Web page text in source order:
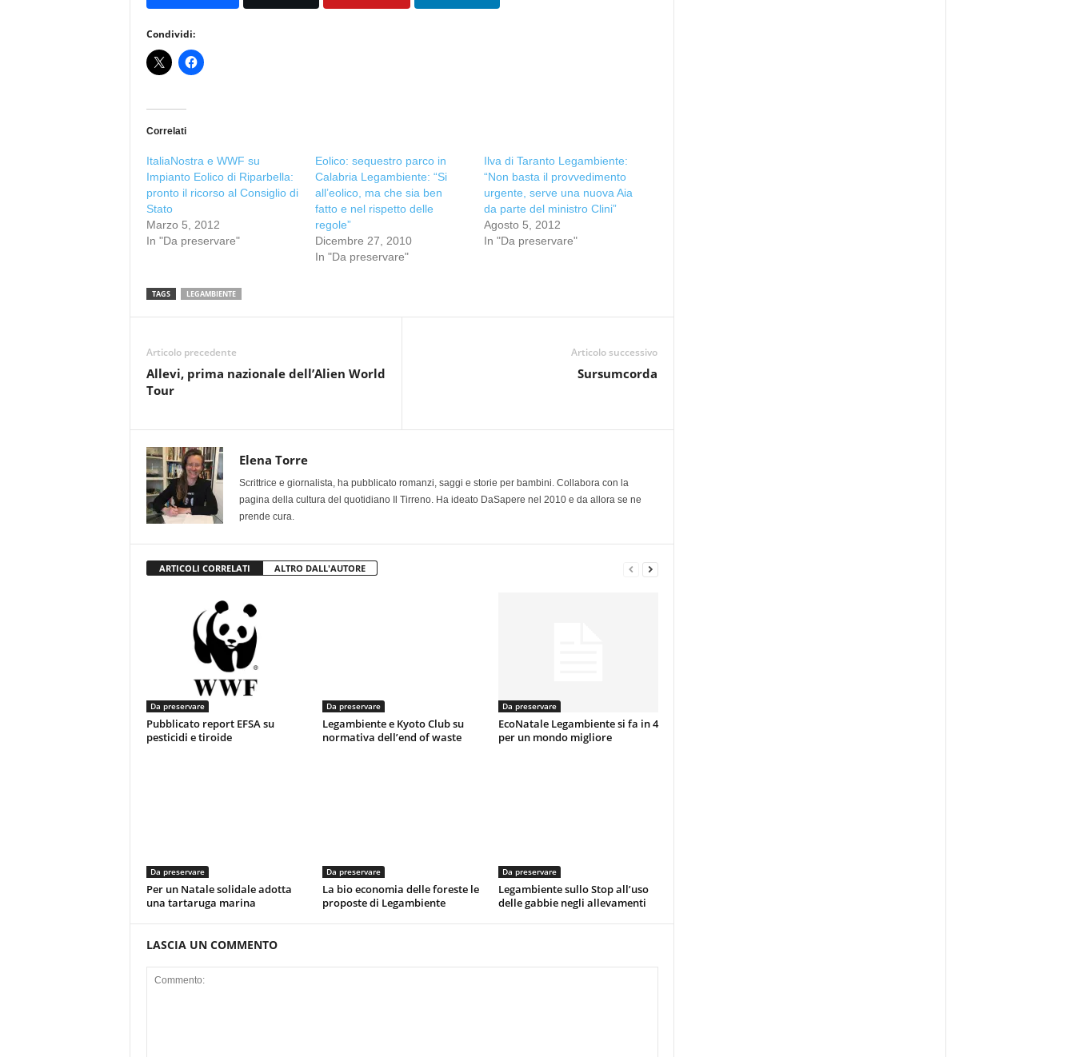
Condividi:
Correlati
ItaliaNostra e WWF su
Impianto Eolico di Riparbella:
pronto il ricorso al Consiglio di
Stato
Marzo 5, 2012
In "Da preservare"
Eolico: sequestro parco in
Calabria Legambiente: “Si
all’eolico, ma che sia ben
fatto e nel rispetto delle
regole”
Dicembre 27, 2010
In "Da preservare"
Ilva di Taranto Legambiente:
“Non basta il provvedimento
urgente, serve una nuova Aia
da parte del ministro Clini”
Agosto 5, 2012
In "Da preservare"
TAGS LEGAMBIENTE
Articolo precedente
Allevi, prima nazionale dell’Alien World
Tour
Articolo successivo
Sursumcorda
Elena Torre
Scrittrice e giornalista, ha pubblicato romanzi, saggi e storie per bambini. Collabora con la
pagina della cultura del quotidiano Il Tirreno. Ha ideato DaSapere nel 2010 e da allora se ne
prende cura.
ARTICOLI CORRELATI ALTRO DALL'AUTORE
Da preservare
Pubblicato report EFSA su
pesticidi e tiroide
Da preservare
Legambiente e Kyoto Club su
normativa dell’end of waste
Da preservare
EcoNatale Legambiente si fa in 4
per un mondo migliore
Da preservare
Per un Natale solidale adotta
una tartaruga marina
Da preservare
La bio economia delle foreste le
proposte di Legambiente
Da preservare
Legambiente sullo Stop all’uso
delle gabbie negli allevamenti
LASCIA UN COMMENTO